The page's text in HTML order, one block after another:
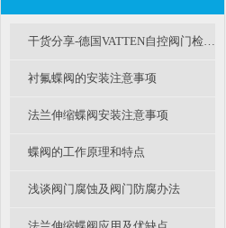
干货分享-德国VATTEN自控阀门检修规程（一）
衬氟蝶阀的安装注意事项
法兰伸缩蝶阀安装注意事项
蝶阀的工作原理和特点
浅谈阀门腐蚀及阀门防腐办法